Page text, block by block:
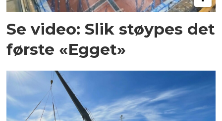
Se video: Slik støypes det
første «Egget»